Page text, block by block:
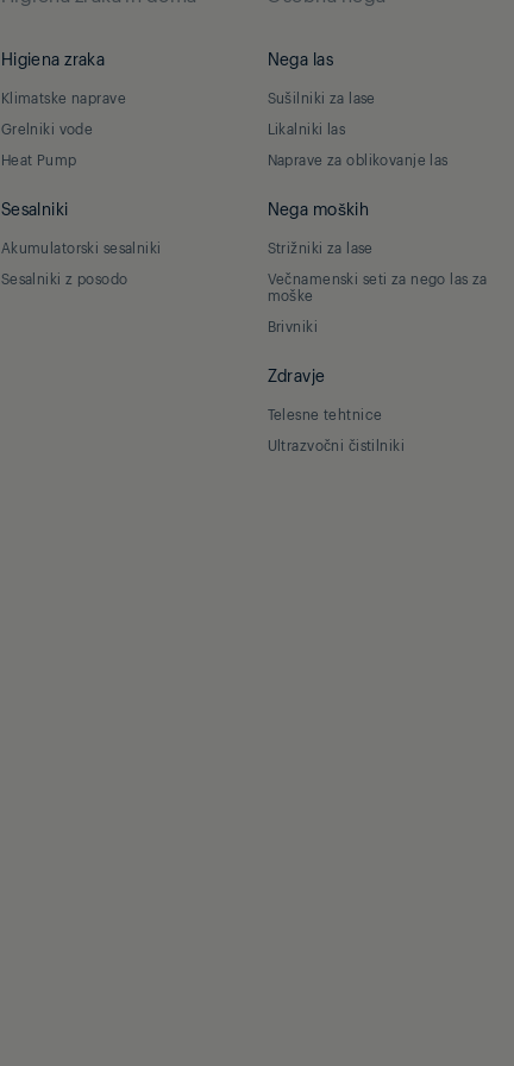
Higiena zraka
Klimatske naprave
Grelniki vode
Heat Pump
Sesalniki
Akumulatorski sesalniki
Sesalniki z posodo
Nega las
Sušilniki za lase
Likalniki las
Naprave za oblikovanje las
Nega moških
Strižniki za lase
Večnamenski seti za nego las za
moške
Brivniki
Zdravje
Telesne tehtnice
Ultrazvočni čistilniki